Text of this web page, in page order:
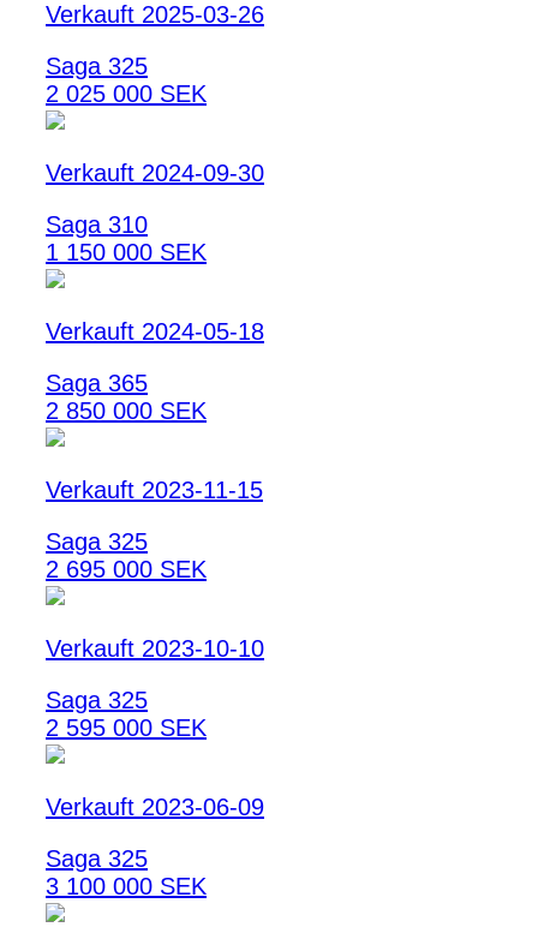
Verkauft 2025-03-26
Saga 325
2 025 000 SEK
Verkauft 2024-09-30
Saga 310
1 150 000 SEK
Verkauft 2024-05-18
Saga 365
2 850 000 SEK
Verkauft 2023-11-15
Saga 325
2 695 000 SEK
Verkauft 2023-10-10
Saga 325
2 595 000 SEK
Verkauft 2023-06-09
Saga 325
3 100 000 SEK